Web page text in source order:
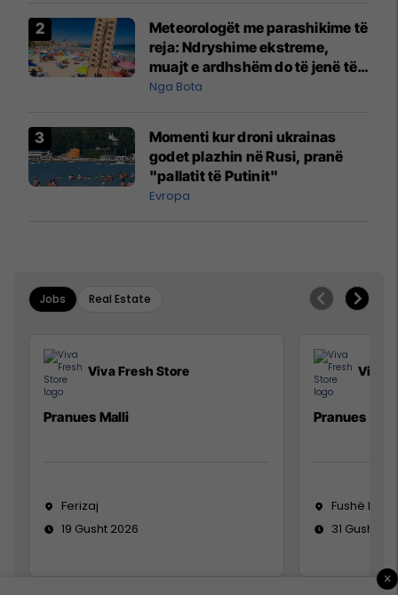
Meteorologët me parashikime të
reja: Ndryshime ekstreme,
muajt e ardhshëm do të jenë të
pazakontë
Nga Bota
Momenti kur droni ukrainas
godet plazhin në Rusi, pranë
"pallatit të Putinit"
Evropa
Jobs Real Estate
Viva Fresh Store
Pranues Malli
Ferizaj
19 Gusht 2026
Viva
Pranues
Fushë
31 Gusht
×